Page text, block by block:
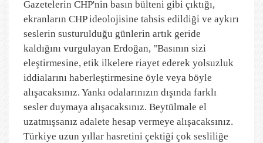
Gazetelerin CHP'nin basın bülteni gibi çıktığı,
ekranların CHP ideolojisine tahsis edildiği ve aykırı
seslerin susturulduğu günlerin artık geride
kaldığını vurgulayan Erdoğan, "Basının sizi
eleştirmesine, etik ilkelere riayet ederek yolsuzluk
iddialarını haberleştirmesine öyle veya böyle
alışacaksınız. Yankı odalarınızın dışında farklı
sesler duymaya alışacaksınız. Beytülmale el
uzatmışsanız adalete hesap vermeye alışacaksınız.
Türkiye uzun yıllar hasretini çektiği çok sesliliğe